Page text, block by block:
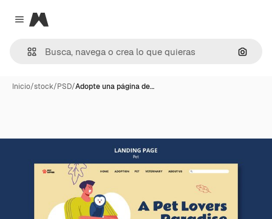
Close menu
Magnific
Inicio/stock/PSD/Adopte una página de…